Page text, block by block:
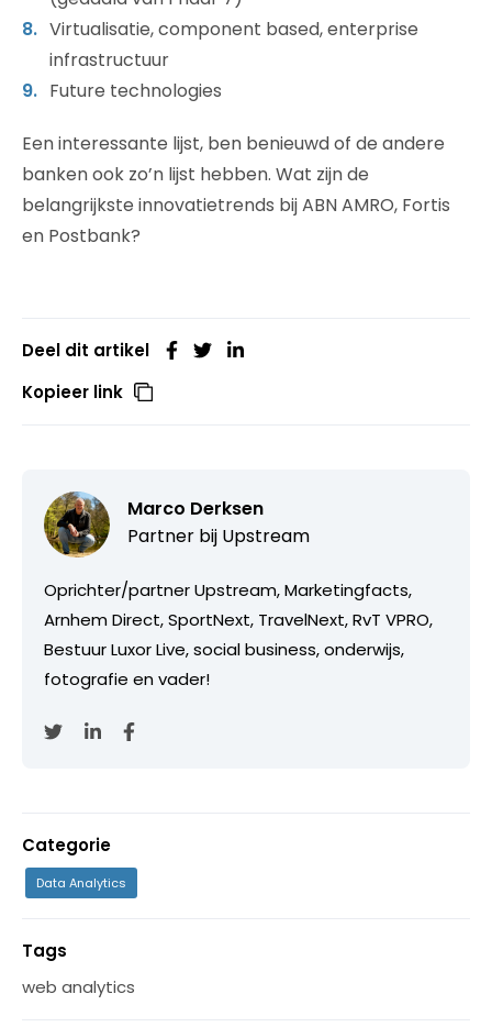
Virtualisatie, component based, enterprise
infrastructuur
Future technologies
Een interessante lijst, ben benieuwd of de andere
banken ook zo’n lijst hebben. Wat zijn de
belangrijkste innovatietrends bij ABN AMRO, Fortis
en Postbank?
Deel dit artikel
Kopieer link
Marco Derksen
Partner bij Upstream
Oprichter/partner Upstream, Marketingfacts,
Arnhem Direct, SportNext, TravelNext, RvT VPRO,
Bestuur Luxor Live, social business, onderwijs,
fotografie en vader!
Categorie
Data Analytics
Tags
web analytics